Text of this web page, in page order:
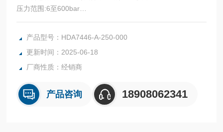
压力范围:6至600bar
信号输出:4..20mA
特点:受温度变化影响极小，体积小，整体结构
产品型号：HDA7446-A-250-000
更新时间：2025-06-18
厂商性质：经销商
产品咨询 18908062341